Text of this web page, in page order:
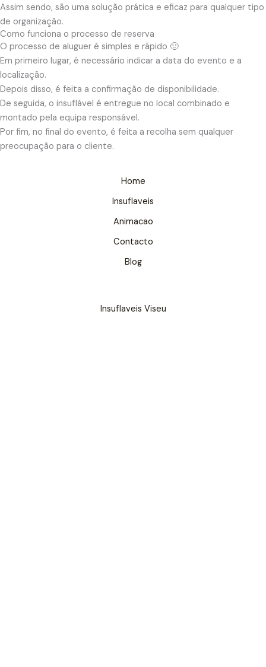
Assim sendo, são uma solução prática e eficaz para qualquer tipo
de organização.
Como funciona o processo de reserva
O processo de aluguer é simples e rápido 🙂
Em primeiro lugar, é necessário indicar a data do evento e a
localização.
Depois disso, é feita a confirmação de disponibilidade.
De seguida, o insuflável é entregue no local combinado e
montado pela equipa responsável.
Por fim, no final do evento, é feita a recolha sem qualquer
preocupação para o cliente.
Home
Insuflaveis
Animacao
Contacto
Blog
Insuflaveis Viseu